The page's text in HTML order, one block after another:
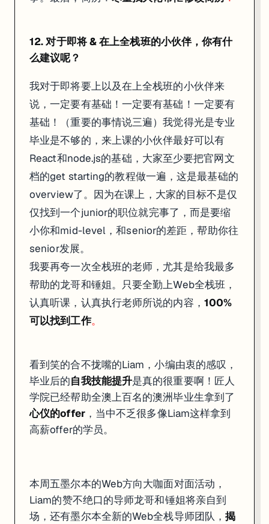
本周五墨尔本的Web方向大咖面对面活动，Liam的赞不绝口的导师龙
12. 对于即将 & 在上全栈班的小伙伴，你有什
么建议呢？
我对于即将要上以及在上全栈班的小伙伴来
说，一定要有基础！一定要有基础！一定要有
基础！（重要的事情说三遍）我觉得光是专业
毕业是不够的，来上课的小伙伴最好可以有
React和node.js的基础，大家至少要把官网文
档的get starting的教程做一遍，这是最基础的
overview了。因为在课上，大家的目标不是仅
仅找到一个junior的职位就完事了，而是要缩
小你和mid-level，和senior的差距，帮助你往
senior发展。
我要再夸一次全栈班的老师，尤其是给我最多
帮助的龙哥和锤姐。只要全勤上Web全栈班，
认真听课，认真执行老师所说的内容， 100%
可以找到工作。
看到笑的合不拢嘴的Liam，小编由衷的感叹，
毕业后的自我技能提升是真的很重要啊！匠人
学院已经帮助全澳上百名的澳洲毕业生拿到了
心仪的offer，当中不乏很多像Liam这样拿到
高薪offer的学员。
本周五墨尔本的Web方向大咖面对面活动，
Liam的赞不绝口的导师龙哥和锤姐将亲自到
场，还有墨尔本全新的Web全栈导师团队， 揭